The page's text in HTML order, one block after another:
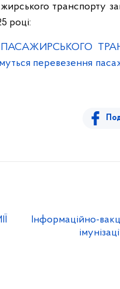
транспорту
році:
перевезення
Інформаційно-